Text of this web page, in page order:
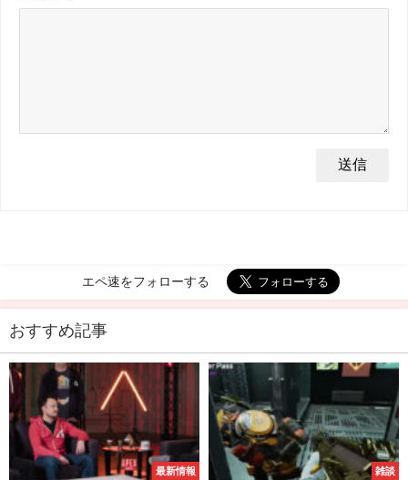
エペ速をフォローする
おすすめ記事
最新情報 雑談